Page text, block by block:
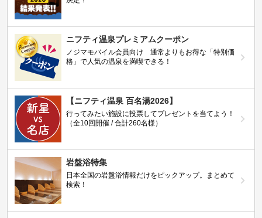
ニフティ温泉プレミアムクーポン
ノジマモバイル会員向け 通常よりもお得な「特別価
格」で人気の温泉を満喫できる！
【ニフティ温泉 百名湯2026】
行ってみたい施設に投票してプレゼントを当てよう！
（全10回開催 / 合計260名様）
岩盤浴特集
日本全国の岩盤浴情報だけをピックアップ。まとめて
検索！